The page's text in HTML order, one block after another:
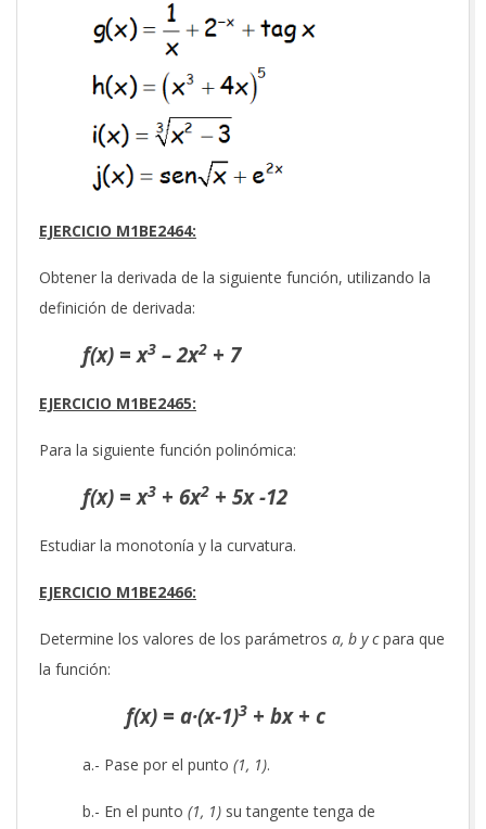
EJERCICIO M1BE2464:
Obtener la derivada de la siguiente función, utilizando la
definición de derivada:
f(x) = x3 – 2x2 + 7
EJERCICIO M1BE2465:
Para la siguiente función polinómica:
f(x) = x3 + 6x2 + 5x -12
Estudiar la monotonía y la curvatura.
EJERCICIO M1BE2466:
Determine los valores de los parámetros a, b y cpara que
la función:
f(x) = a·(x-1)3 + bx + c
a.- Pase por el punto (1, 1).
b.- En el punto (1, 1) su tangente tenga de